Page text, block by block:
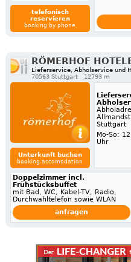
telefonisch
reservieren
booking by phone
RÖMERHOF
Lieferservice, Abholservice und
70563 Stuttgart
12793 m
Unterkunft buchen
booking accomodation
Stuttgart
Mo-So:
Uhr
Doppelzimmer incl.
Frühstücksbuffet
mit Bad, WC, Kabel-TV, Radio,
Durchwahltelefon sowie WLAN
anfragen